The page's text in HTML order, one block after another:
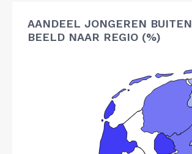
AANDEEL JONGEREN BUITEN
BEELD NAAR REGIO (%)